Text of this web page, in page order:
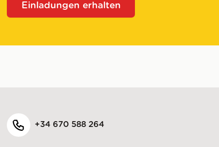
Einladungen erhalten
+34 670 588 264